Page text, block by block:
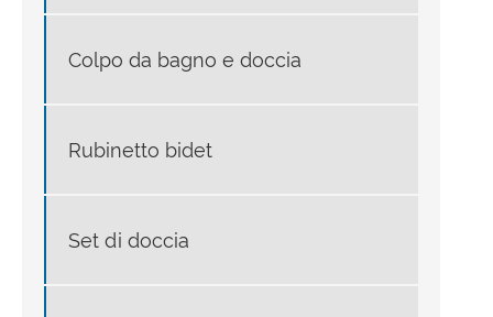
Colpo da bagno e doccia
Rubinetto bidet
Set di doccia